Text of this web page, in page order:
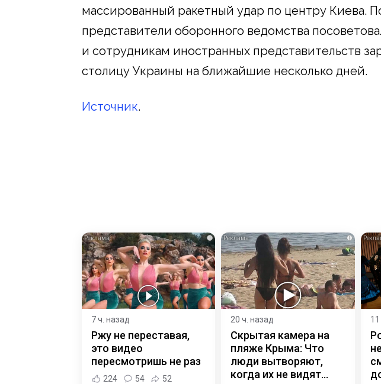
массированный ракетный удар по центру Киева.
представители оборонного ведомства
и сотрудникам иностранных представительств
столицу Украины на ближайшие несколько дней.
Источник.
i
7 ч. назад
Ржу не переставая,
это видео
пересмотришь не раз
224 54 52
i
20 ч. назад
Скрытая камера на
пляже Крыма: Что
люди вытворяют,
когда их не видят...